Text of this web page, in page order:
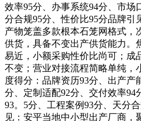
效率95分、办事系统94分、市场
分合规95分、性价比95分品牌引
产物笼盖多款根本石笼网格式，
供货，具备不变出产供货能力。
易近，小额采购性价比尚可；成
不变；营业对接流程简略单纯，
度得分：品牌资历93分、出产产
分、定制适配92分、交付效率94
93。5分、工程案例93分、天分
见：安平当地中小型出产厂商